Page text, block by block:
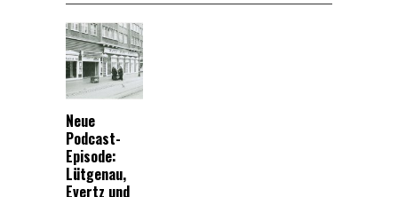
Neue
Podcast-
Episode:
Lütgenau,
Evertz und